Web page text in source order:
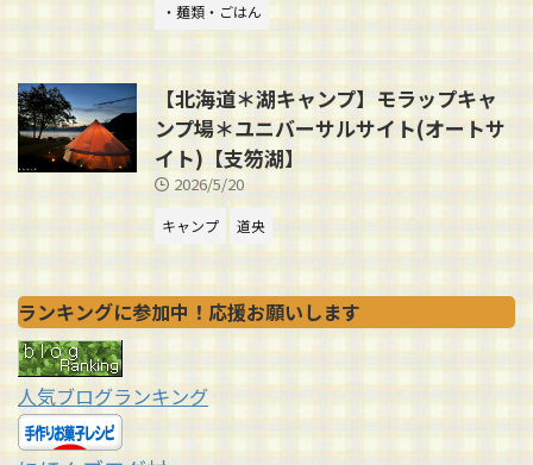
・麺類・ごはん
【北海道＊湖キャンプ】モラップキャ
ンプ場＊ユニバーサルサイト(オートサ
イト)【支笏湖】
2026/5/20
キャンプ 道央
ランキングに参加中！応援お願いします
人気ブログランキング